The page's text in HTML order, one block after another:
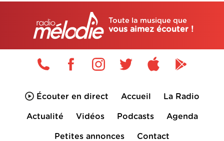
Toute la musique que
vous aimez écouter !
Écouter en direct Accueil La Radio
Actualité Vidéos Podcasts Agenda
Petites annonces Contact